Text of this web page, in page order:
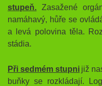
stupeň. Zasažené
namáhavý, hůře se
a levá polovina těla.
stádia.
Při sedmém stupni již
buňky se rozkládají.